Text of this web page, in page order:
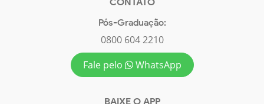
Pós-Graduação:
0800 604 2210
Fale pelo
WhatsApp
BAIXE O APP